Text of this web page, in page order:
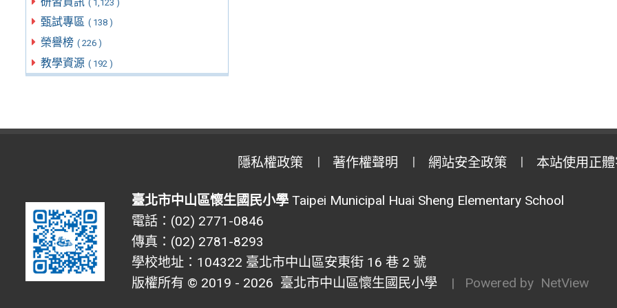
( 1,123 )
甄試專區 ( 138 )
榮譽榜 ( 226 )
教學資源 ( 192 )
隱私權政策 著作權聲明 網站安全政策 本站使用正
臺北市中山區懷生國民小學Taipei Municipal Huai Sheng Elementary School
電話：(02) 2771-0846
傳真：(02) 2781-8293
學校地址：104322 臺北市中山區安東街 16 巷 2 號
版權所有 © 2019 - 2026 臺北市中山區懷生國民小學 | Powered by NetView